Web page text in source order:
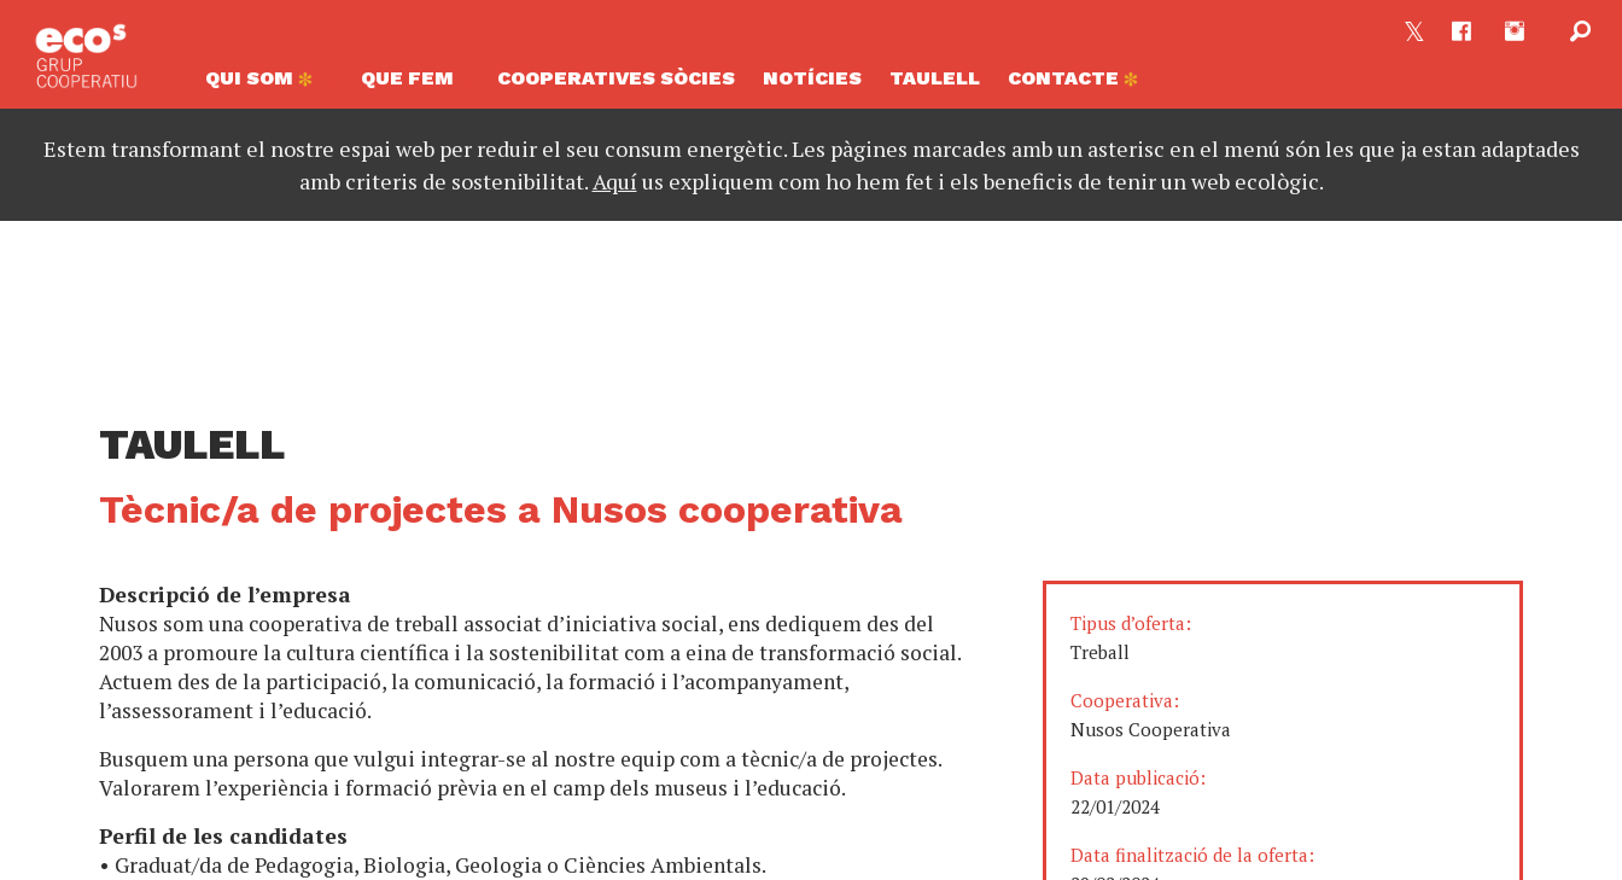
QUI SOM QUE FEM COOPERATIVES SÒCIES NOTÍCIES TAULELL CONTACTE
Estem transformant el nostre espai web per reduir el seu consum energètic. Les pàgines marcades amb un asterisc en el menú són les que ja estan adaptades
amb criteris de sostenibilitat.Aquíus expliquem com ho hem fet i els beneficis de tenir un web ecològic.
TAULELL
Tècnic/a de projectes a Nusos cooperativa
Descripció de l’empresa
Nusos som una cooperativa de treball associat d’iniciativa social, ens dediquem des del
2003 a promoure la cultura científica i la sostenibilitat com a eina de transformació social.
Actuem des de la participació, la comunicació, la formació i l’acompanyament,
l’assessorament i l’educació.
Busquem una persona que vulgui integrar-se al nostre equip com a tècnic/a de projectes.
Valorarem l’experiència i formació prèvia en el camp dels museus i l’educació.
Perfil de les candidates
• Graduat/da de Pedagogia, Biologia, Geologia o Ciències Ambientals.
Tipus d’oferta:
Treball
Cooperativa:
Nusos Cooperativa
Data publicació:
22/01/2024
Data finalització de la oferta: